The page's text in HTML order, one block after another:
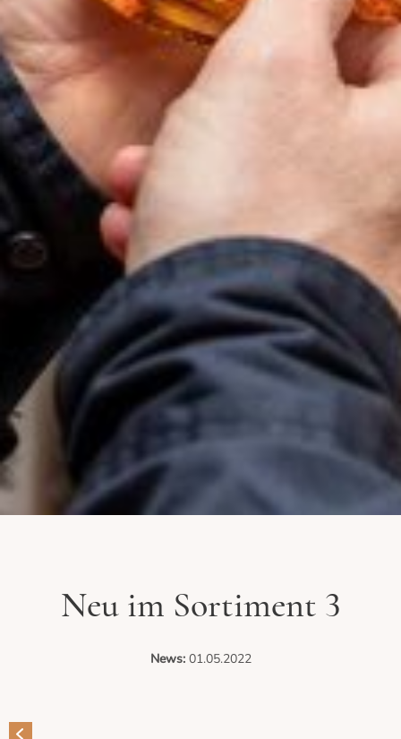
Neu im Sortiment 3
News: 01.05.2022